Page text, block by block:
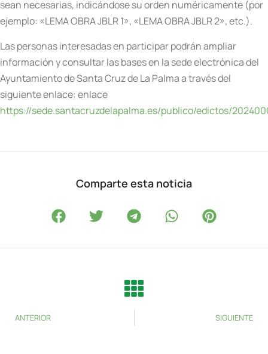
sean necesarias, indicándose su orden numéricamente (por
ejemplo: «LEMA OBRA JBLR 1», «LEMA OBRA JBLR 2», etc.).
Las personas interesadas en participar podrán ampliar
información y consultar las bases en la sede electrónica del
Ayuntamiento de Santa Cruz de La Palma a través del
siguiente enlace: enlace
https://sede.santacruzdelapalma.es/publico/edictos/
Comparte esta noticia
ANTERIOR SIGUIENTE